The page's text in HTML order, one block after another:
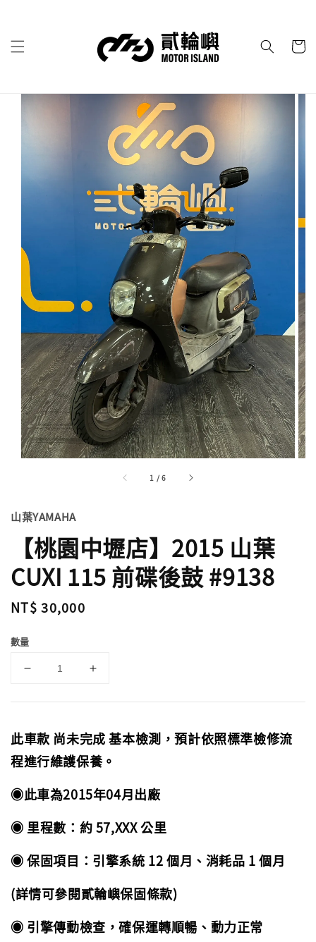
1 /6
山葉YAMAHA
【桃園中壢店】2015 山葉
CUXI 115 前碟後鼓 #9138
Regular
NT$ 30,000
數量
此車款 尚未完成 基本檢測，預計依照標準檢修流
程進行維護保養。
◉此車為2015年04月出廠
◉ 里程數：約 57,XXX 公里
◉ 保固項目：引擎系統 12 個月、消耗品 1 個月
(詳情可參閱貳輪嶼保固條款)
◉ 引擎傳動檢查，確保運轉順暢、動力正常